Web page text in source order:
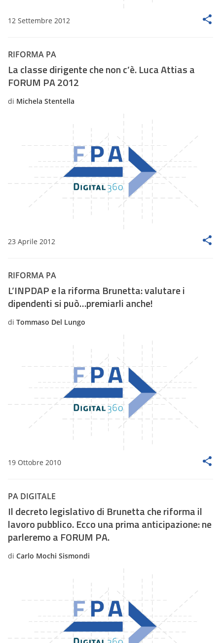
12 Settembre 2012
RIFORMA PA
La classe dirigente che non c’è. Luca Attias a
FORUM PA 2012
di Michela Stentella
23 Aprile 2012
RIFORMA PA
L’INPDAP e la riforma Brunetta: valutare i
dipendenti si può…premiarli anche!
di Tommaso Del Lungo
19 Ottobre 2010
PA DIGITALE
Il decreto legislativo di Brunetta che riforma il
lavoro pubblico. Ecco una prima anticipazione: ne
parleremo a FORUM PA.
di Carlo Mochi Sismondi